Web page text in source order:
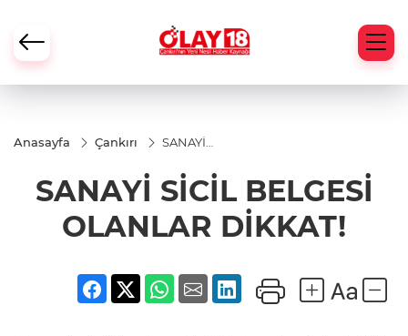
Anasayfa Çankırı
SANAYİ
BELGESİ
OLANLAR
DİKKAT!
SANAYİ SİCİL BELGESİ
OLANLAR DİKKAT!